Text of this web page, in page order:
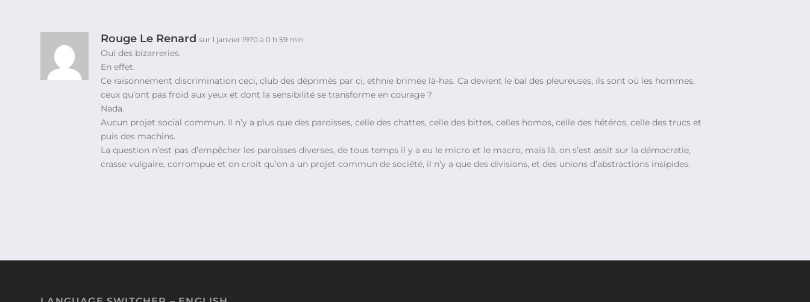
Rouge Le Renard sur 1 janvier 1970 à 0 h 59 min
Oui des bizarreries.
En effet.
Ce raisonnement discrimination ceci, club des déprimés par ci, ethnie brimée là-has. Ca devient le bal des pleureuses, ils sont où les hommes,
ceux qu’ont pas froid aux yeux et dont la sensibilité se transforme en courage ?
Nada.
Aucun projet social commun. Il n’y a plus que des paroisses, celle des chattes, celle des bittes, celles homos, celle des hétéros, celle des trucs et
puis des machins.
La question n’est pas d’empêcher les paroisses diverses, de tous temps il y a eu le micro et le macro, mais là, on s’est assit sur la démocratie,
crasse vulgaire, corrompue et on croit qu’on a un projet commun de société, il n’y a que des divisions, et des unions d’abstractions insipides.